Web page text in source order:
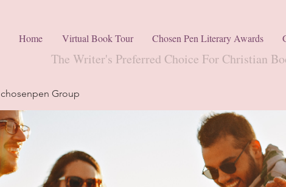
Home Virtual Book Tour Chosen Pen Literary Awards
The Writer's Preferred Choice For Christian
chosenpen Group